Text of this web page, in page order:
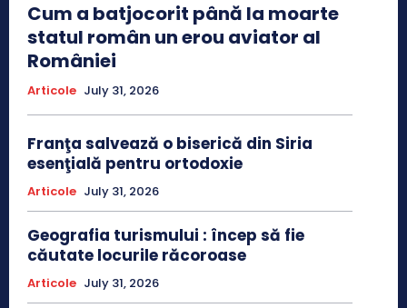
Cum a batjocorit până la moarte
statul român un erou aviator al
României
Articole July 31, 2026
Franţa salvează o biserică din Siria
esenţială pentru ortodoxie
Articole July 31, 2026
Geografia turismului : încep să fie
căutate locurile răcoroase
Articole July 31, 2026